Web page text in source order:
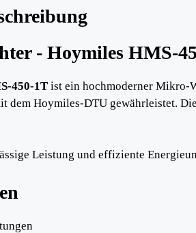
- Hoymiles HMS-
450-1T ist ein hochmoderner Mikro-
dem Hoymiles-DTU gewährleistet.
Leistung und effiziente